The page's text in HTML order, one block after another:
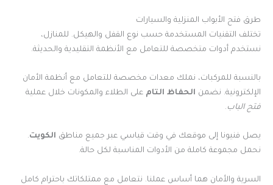
طرق فتح الأبواب المنزلية والسيارات
تختلف التقنيات المستخدمة حسب نوع القفل والهيكل. للمنازل،
نستخدم أدوات متخصصة للتعامل مع الأنظمة التقليدية والحديثة.
بالنسبة للمركبات، نملك معدات مخصصة للتعامل مع أنظمة الأمان
الإلكترونية. نضمن الحفاظ التام على الطلاء والمكونات خلال عملية
فتح الباب .
يصل فنيونا إلى موقعك في وقت قياسي عبر جميع مناطق الكويت.
نحمل مجموعة كاملة من الأدوات المناسبة لكل حالة.
السرية والأمان هما أساس عملنا. نتعامل مع ممتلكاتك باحترام كامل